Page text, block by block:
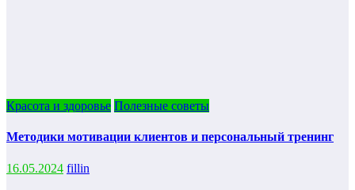
Красота и здоровье Полезные советы
Методики мотивации клиентов и персональный тренинг
16.05.2024 fillin